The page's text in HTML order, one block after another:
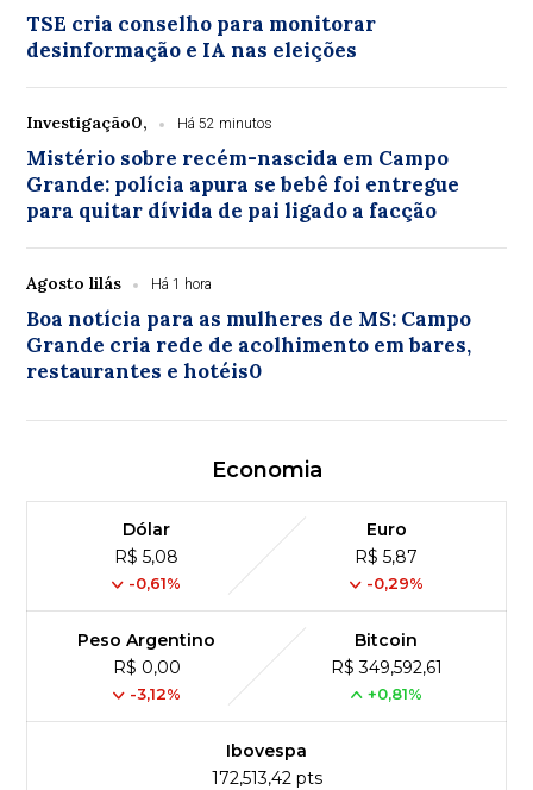
TSE cria conselho para monitorar
desinformação e IA nas eleições
Investigação0, Há 52 minutos
Mistério sobre recém-nascida em Campo
Grande: polícia apura se bebê foi entregue
para quitar dívida de pai ligado a facção
Agosto lilás Há 1 hora
Boa notícia para as mulheres de MS: Campo
Grande cria rede de acolhimento em bares,
restaurantes e hotéis0
Economia
Dólar
R$ 5,08
-0,61%
Euro
R$ 5,87
-0,29%
Peso Argentino
R$ 0,00
-3,12%
Bitcoin
R$ 349,592,61
+0,81%
Ibovespa
172,513,42 pts